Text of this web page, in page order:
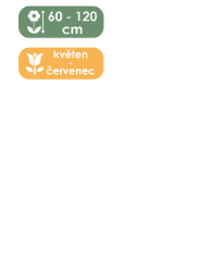
↕️ VÝŠKA 60
- 120 CM
🌼 KVĚT -
ČERVEN